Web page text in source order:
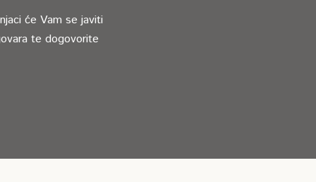
će Vam se javiti
te dogovorite